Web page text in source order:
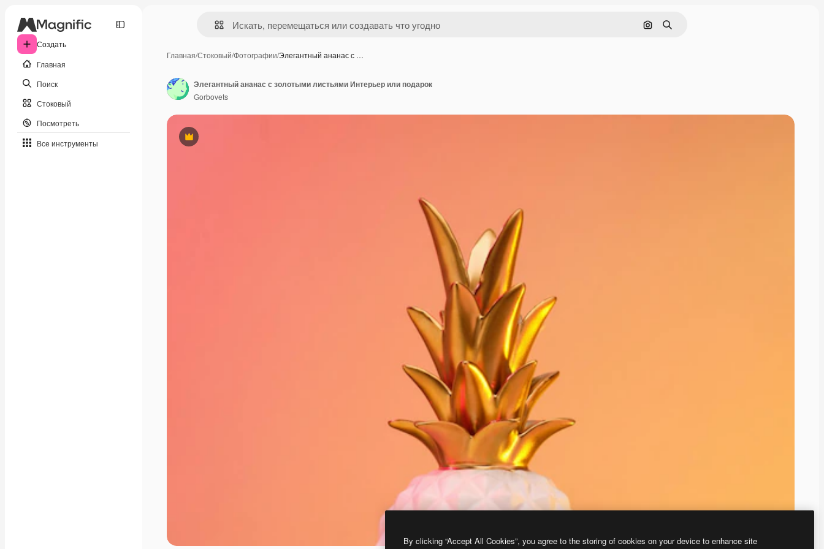
Создать
Главная
Поиск
Стоковый
Посмотреть
Все инструменты
Поиск по изображению
Поиск
Главная/Стоковый/Фотографии/Элегантный ананас с …
Премиум
Элегантный ананас с золотыми листьями Интерьер или подарок
Gorbovets
By clicking “Accept All Cookies”, you agree to the storing of cookies on your device to enhance site